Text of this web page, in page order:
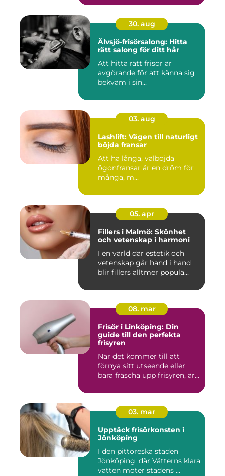
30. aug
Älvsjö-frisörsalong: Hitta
rätt salong för ditt hår
Att hitta rätt frisör är
avgörande för att känna sig
bekväm i sin...
03. aug
Lashlift: Vägen till naturligt
böjda fransar
Att ha långa, välböjda
ögonfransar är en dröm för
många, m...
05. apr
Fillers i Malmö: Skönhet
och vetenskap i harmoni
I en värld där estetik och
vetenskap går hand i hand
blir fillers alltmer populä...
08. mar
Frisör i Linköping: Din
guide till den perfekta
frisyren
När det kommer till att
förnya sitt utseende eller
bara fräscha upp frisyren, är...
03. mar
Upptäck frisörkonsten i
Jönköping
I den pittoreska staden
Jönköping, där Vätterns klara
vatten möter stadens ...